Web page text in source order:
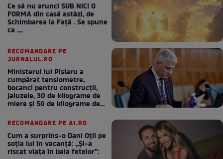
Ce să nu arunci SUB NICI O
FORMA din casă astăzi, de
Schimbarea la Față . Se spune
ca ....
RECOMANDARE PE
JURNALUL.RO
Ministerul lui Pîslaru a
cumpărat tensiometre,
bocanci pentru construcții,
jaluzele, 30 de kilograme de
miere și 50 de kilograme de
RECOMANDARE PE A1.RO
Cum a surprins-o Dani Oțil pe
soția lui în vacanță: „Și-a
riscat viața în baia fetelor”: